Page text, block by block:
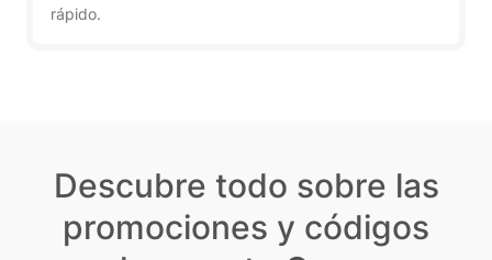
rápido.
Descubre todo sobre las
promociones y códigos